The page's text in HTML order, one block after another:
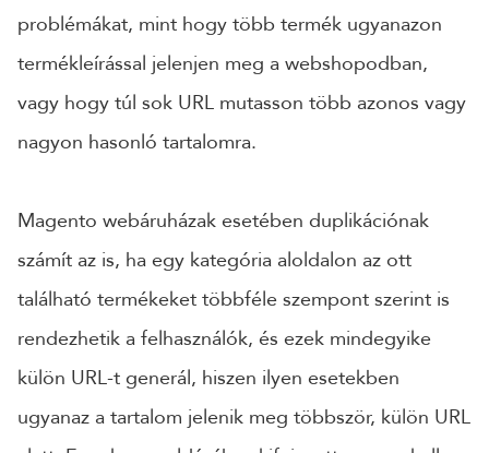
problémákat, mint hogy több termék ugyanazon
termékleírással jelenjen meg a webshopodban,
vagy hogy túl sok URL mutasson több azonos vagy
nagyon hasonló tartalomra.
Magento webáruházak esetében duplikációnak
számít az is, ha egy kategória aloldalon az ott
található termékeket többféle szempont szerint is
rendezhetik a felhasználók, és ezek mindegyike
külön URL-t generál, hiszen ilyen esetekben
ugyanaz a tartalom jelenik meg többször, külön URL